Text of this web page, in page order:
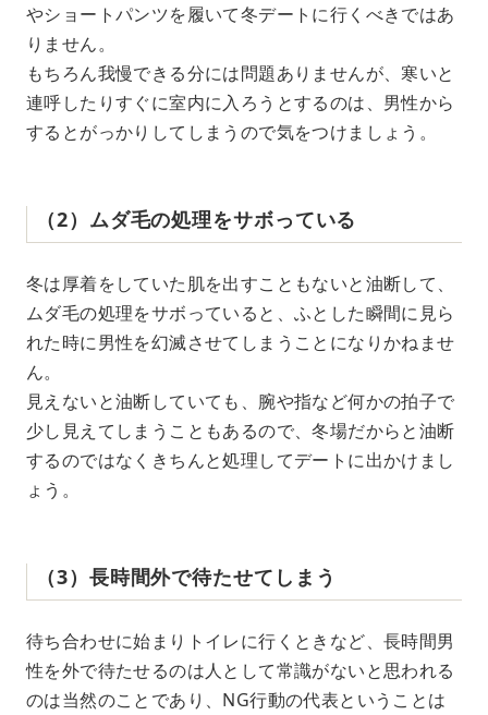
やショートパンツを履いて冬デートに行くべきではあ
りません。
もちろん我慢できる分には問題ありませんが、寒いと
連呼したりすぐに室内に入ろうとするのは、男性から
するとがっかりしてしまうので気をつけましょう。
（2）ムダ毛の処理をサボっている
冬は厚着をしていた肌を出すこともないと油断して、
ムダ毛の処理をサボっていると、ふとした瞬間に見ら
れた時に男性を幻滅させてしまうことになりかねませ
ん。
見えないと油断していても、腕や指など何かの拍子で
少し見えてしまうこともあるので、冬場だからと油断
するのではなくきちんと処理してデートに出かけまし
ょう。
（3）長時間外で待たせてしまう
待ち合わせに始まりトイレに行くときなど、長時間男
性を外で待たせるのは人として常識がないと思われる
のは当然のことであり、NG行動の代表ということは